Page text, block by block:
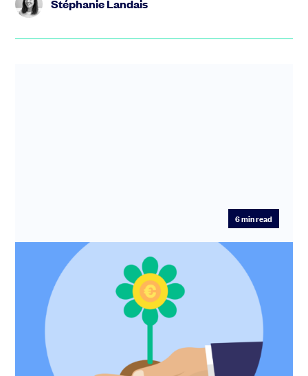
Stéphanie Landais
6min read
Tout savoir sur le Venture Capital (VC)
Le venture capital, ou capital-risque en français, est une
ressource clé de financement des startups. C’est
d’ailleurs l...